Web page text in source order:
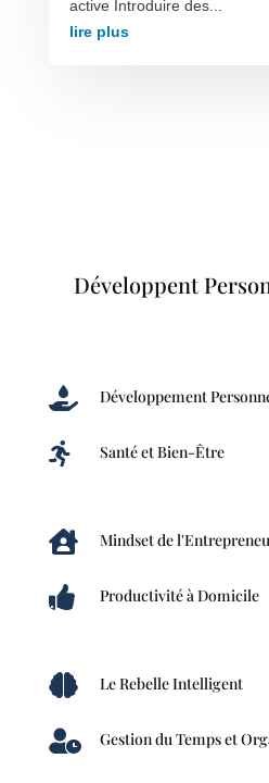
active Introduire des...
lire plus
Développent
 Développement
 Santé et Bien-Être
 Mindset de
 Productivité à Domicile
 Le Rebelle Intelligent
 Gestion du Temps et